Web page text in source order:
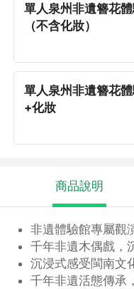
單人泉州非遺簪花
（不含化妝）
單人泉州非遺簪花
+化妝
商品說明
非遺體驗館專屬觀
千年非遺木偶戲，
沉浸式感受閩南文
千年非遺活態傳承